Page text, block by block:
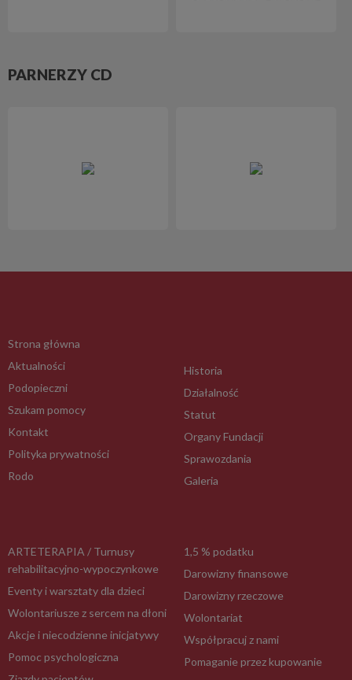
PARNERZY CD
Strona główna
Aktualności
Podopieczni
Szukam pomocy
Kontakt
Polityka prywatności
Rodo
Historia
Działalność
Statut
Organy Fundacji
Sprawozdania
Galeria
ARTETERAPIA / Turnusy
rehabilitacyjno-wypoczynkowe
Eventy i warsztaty dla dzieci
Wolontariusze z sercem na dłoni
Akcje i niecodzienne inicjatywy
Pomoc psychologiczna
1,5 % podatku
Darowizny finansowe
Darowizny rzeczowe
Wolontariat
Współpracuj z nami
Pomaganie przez kupowanie